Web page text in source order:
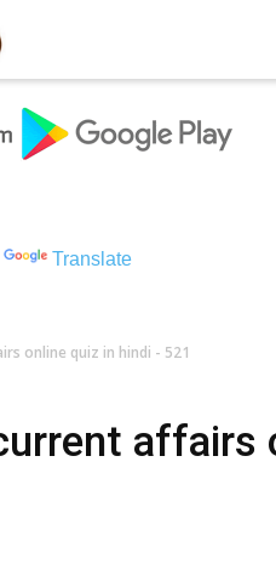
Translate
online quiz in hindi - 521
affairs